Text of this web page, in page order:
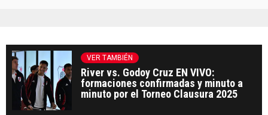
VER TAMBIÉN
River vs. Godoy Cruz EN VIVO:
formaciones confirmadas y minuto a
minuto por el Torneo Clausura 2025